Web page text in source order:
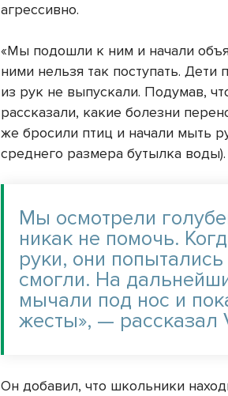
агрессивно.
«Мы подошли к ним и начали
ними нельзя так поступать. Дети
из рук не выпускали. Подумав,
рассказали, какие болезни
же бросили птиц и начали мыть
среднего размера бутылка воды).
Мы осмотрели
никак не помочь.
руки, они
смогли. На
мычали под нос и
жесты», — рассказал
Он добавил, что школьники